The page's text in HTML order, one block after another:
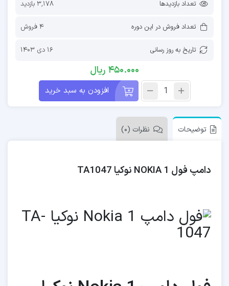
تعداد بازدیدها 3,178 بازدید
تعداد فروش در این دوره 4 فروش
تاریخ به روز رسانی 16 دی 1403
450.000 ریال
افزودن به سبد خرید
توضیحات نظرات (0)
دامپ فول NOKIA 1 نوکیا TA1047